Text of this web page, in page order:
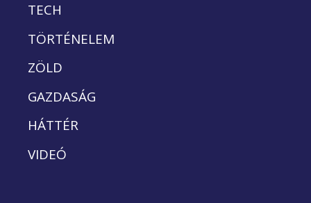
TECH
TÖRTÉNELEM
ZÖLD
GAZDASÁG
HÁTTÉR
VIDEÓ